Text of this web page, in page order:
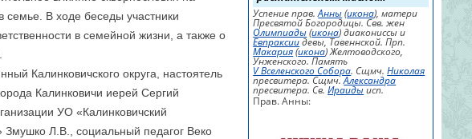
В ходе беседы участники
в семейной жизни, а также о
Калинковичского округа, настоятель
Калинковичи иерей Сергий
УО «Калинковичский
Л.В., социальный педагог Веко
Успение прав.Анны(икона), матери
Пресвятой Богородицы. Свв. жен
Олимпиады(икона) диакониссы и
Евпраксиидевы, Тавеннской. Прп.
Макария(икона) Желтоводского,
Унженского. Память
V Вселенского Собора. Сщмч.Николая
пресвитера. Сщмч.Александра
пресвитера. Св.Ираидыисп.
Прав. Анны: